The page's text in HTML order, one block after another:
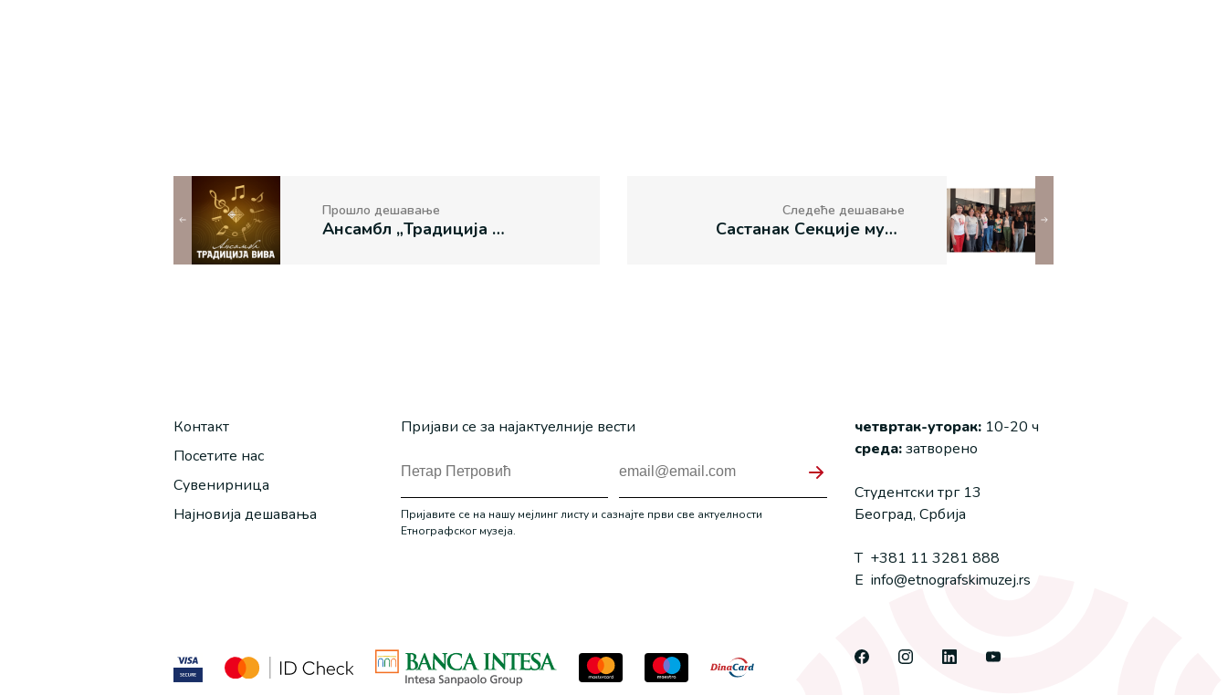
Прошло дешавање
Ансамбл „Традиција Вива” у Етнографском музеју
Следеће дешавање
Састанак Секције музејских библиотекара и књижничара у Етнографском музеју
Контакт
Посетите нас
Сувенирница
Најновија дешавања
Пријави се за најактуелније вести
Пријавите се на нашу мејлинг листу и сазнајте први све актуелности
Етнографског музеја.
четвртак-уторак:10-20 ч
среда:затворено
Студентски трг 13
Београд, Србија
T +381 11 3281 888
E info@etnografskimuzej.rs